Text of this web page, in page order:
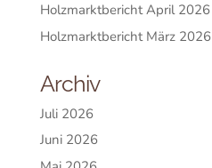
Holzmarktbericht April 2026
Holzmarktbericht März 2026
Archiv
Juli 2026
Juni 2026